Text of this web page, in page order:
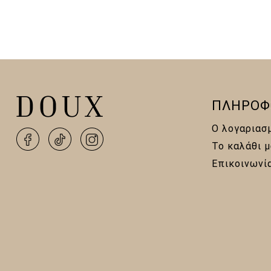
Ο
Το καλάθι